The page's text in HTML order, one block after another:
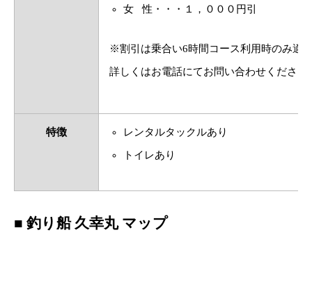
女 性・・・１，０００円引
※割引は乗合い6時間コース利用時のみ適
詳しくはお電話にてお問い合わせください
特徴 レンタルタックルあり
トイレあり
■ 釣り船 久幸丸 マップ